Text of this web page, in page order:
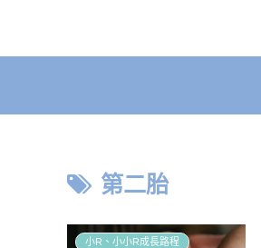
第二胎
小R、小小R成長路程